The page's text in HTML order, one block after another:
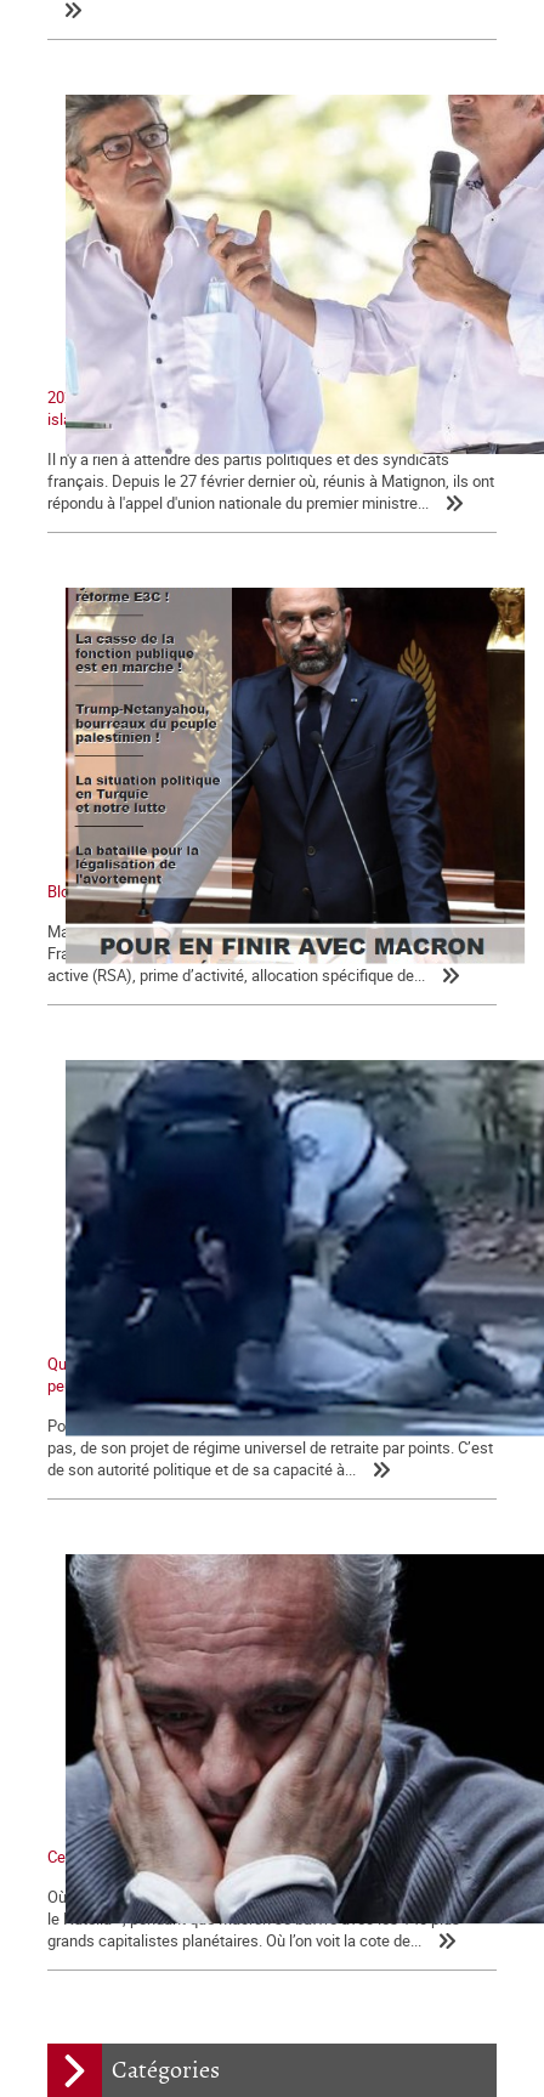
Catégories
2020 : Unité nationale, patriotisme et lutte contre le séparatisme
islamiste
Il n'y a rien à attendre des partis politiques et des syndicats
français. Depuis le 27 février dernier où, réunis à Matignon, ils ont
répondu à l'appel d'union nationale du premier ministre...
Bloc notes, La Commune n° 123
Macron, président des 5 % des ménages les plus riches Un
Français sur 10 perçoit des minima sociaux : revenu de solidarité
active (RSA), prime d’activité, allocation spécifique de...
Quand ceux d'en bas ne veulent plus et que ceux d'en haut ne
peuvent plus
Pour Macron, ce qui se joue aujourd’hui va au-delà de l’avenir, ou
pas, de son projet de régime universel de retraite par points. C’est
de son autorité politique et de sa capacité à...
Ce qui se dessine
Où l’on voit les médias bien mangeants se ruer vers « la ruée sur
le Nutella », pendant que Macron se baffre avec les 140 plus
grands capitalistes planétaires. Où l’on voit la cote de...